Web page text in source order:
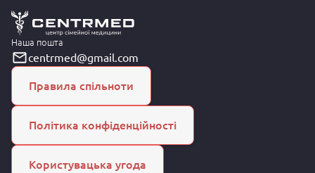
Наша пошта
centrmed@gmail.com
Правила спільноти
Політика конфіденційності
Користувацька угода